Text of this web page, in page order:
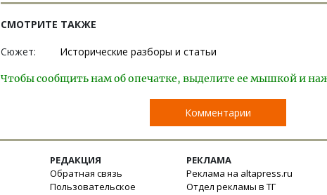
СМОТРИТЕ ТАКЖЕ
Сюжет: Исторические разборы и статьи
Чтобы сообщить нам об опечатке, выделите ее мышкой и
Комментарии
РЕДАКЦИЯ
Обратная связь
Пользовательское
РЕКЛАМА
Реклама на altapress.ru
Отдел рекламы в ТГ